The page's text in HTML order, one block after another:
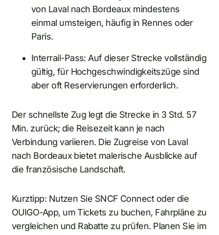
von Laval nach Bordeaux mindestens
einmal umsteigen, häufig in Rennes oder
Paris.
Interrail-Pass: Auf dieser Strecke vollständig
gültig, für Hochgeschwindigkeitszüge sind
aber oft Reservierungen erforderlich.
Der schnellste Zug legt die Strecke in 3 Std. 57
Min. zurück; die Reisezeit kann je nach
Verbindung variieren. Die Zugreise von Laval
nach Bordeaux bietet malerische Ausblicke auf
die französische Landschaft.
Kurztipp: Nutzen Sie SNCF Connect oder die
OUIGO-App, um Tickets zu buchen, Fahrpläne zu
vergleichen und Rabatte zu prüfen. Planen Sie im